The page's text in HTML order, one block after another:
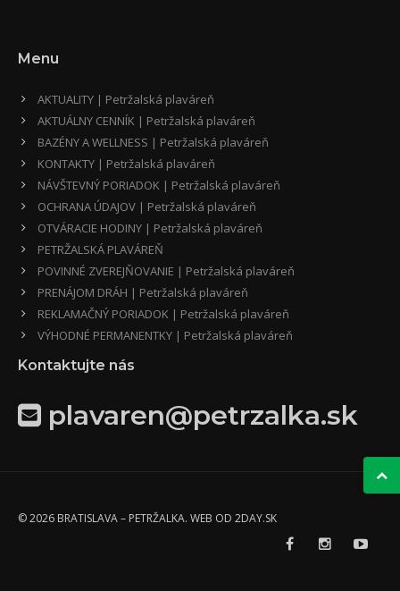
Menu
AKTUALITY | Petržalská plaváreň
AKTUÁLNY CENNÍK | Petržalská plaváreň
BAZÉNY A WELLNESS | Petržalská plaváreň
KONTAKTY | Petržalská plaváreň
NÁVŠTEVNÝ PORIADOK | Petržalská plaváreň
OCHRANA ÚDAJOV | Petržalská plaváreň
OTVÁRACIE HODINY | Petržalská plaváreň
PETRŽALSKÁ PLAVÁREŇ
POVINNÉ ZVEREJŇOVANIE | Petržalská plaváreň
PRENÁJOM DRÁH | Petržalská plaváreň
REKLAMAČNÝ PORIADOK | Petržalská plaváreň
VÝHODNÉ PERMANENTKY | Petržalská plaváreň
Kontaktujte nás
plavaren@petrzalka.sk
© 2026 BRATISLAVA – PETRŽALKA. WEB OD 2DAY.SK